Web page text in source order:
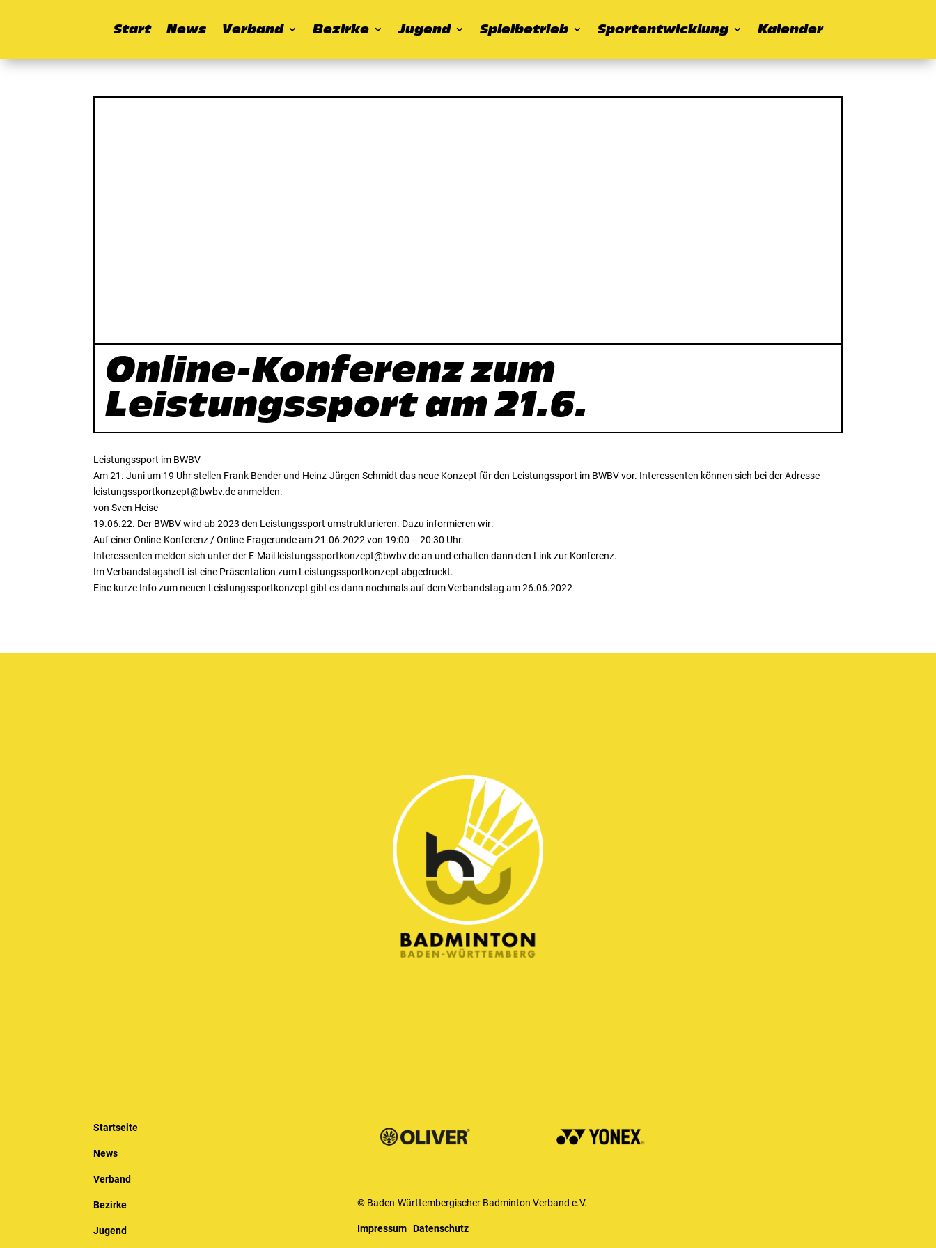
Start News Verband Bezirke Jugend Spielbetrieb Sportentwicklung Kalender
Online-Konferenz zum
Leistungssport am 21.6.
Leistungssport im BWBV
Am 21. Juni um 19 Uhr stellen Frank Bender und Heinz-Jürgen Schmidt das neue Konzept für den Leistungssport im BWBV vor. Interessenten können sich bei der Adresse
leistungssportkonzept@bwbv.de anmelden.
von Sven Heise
19.06.22. Der BWBV wird ab 2023 den Leistungssport umstrukturieren. Dazu informieren wir:
Auf einer Online-Konferenz / Online-Fragerunde am 21.06.2022 von 19:00 – 20:30 Uhr.
Interessenten melden sich unter der E-Mail leistungssportkonzept@bwbv.de an und erhalten dann den Link zur Konferenz.
Im Verbandstagsheft ist eine Präsentation zum Leistungssportkonzept abgedruckt.
Eine kurze Info zum neuen Leistungssportkonzept gibt es dann nochmals auf dem Verbandstag am 26.06.2022
Startseite
News
Verband
Bezirke
Jugend
© Baden-Württembergischer Badminton Verband e.V.
Impressum Datenschutz